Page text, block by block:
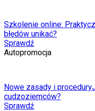
Szkolenie online:
błędów unikać?
Sprawdź
Autopromocja
Nowe zasady i procedury
cudzoziemców?
Sprawdź